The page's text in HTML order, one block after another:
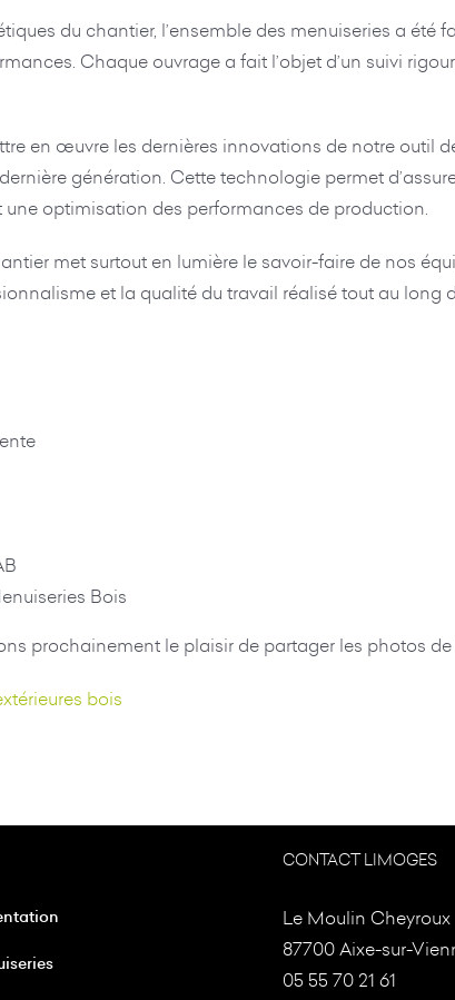
du chantier, l’ensemble des menuiseries a été
Chaque ouvrage a fait l’objet d’un suivi
en œuvre les dernières innovations de notre outil
génération. Cette technologie permet
optimisation des performances de production.
met surtout en lumière le savoir-faire de nos
et la qualité du travail réalisé tout au long
Bois
prochainement le plaisir de partager les photos
bois
CONTACT LIMOGES
Le Moulin Cheyroux
87700 Aixe-sur-
05 55 70 21 61